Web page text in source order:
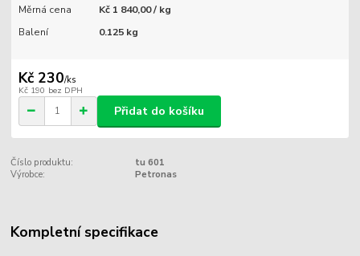
Měrná cena
Kč 1 840,00 / kg
Balení
0.125 kg
Kč 230/ks
Kč 190 bez DPH
Přidat do košíku
Číslo produktu:
tu 601
Výrobce:
Petronas
Kompletní specifikace